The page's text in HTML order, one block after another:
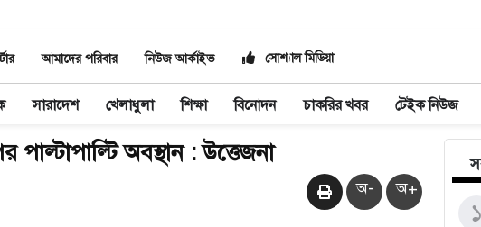
আমাদের পরিবার নিউজ আর্কাইভ সোশ্যাল মিডিয়া
সারাদেশ খেলাধুলা শিক্ষা বিনোদন চাকরির খবর টেইক নিউজ
অবস্থান : উত্তেজনা
অ- অ+
১